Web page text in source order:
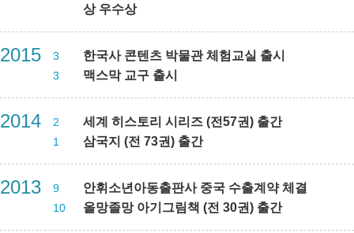
상 우수상
2015 3 한국사 콘텐츠 박물관 체험교실 출시
3 맥스막 교구 출시
2014 2 세계 히스토리 시리즈 (전57권) 출간
1 삼국지 (전 73권) 출간
2013 9 안휘소년아동출판사 중국 수출계약 체결
10 올망졸망 아기그림책 (전 30권) 출간